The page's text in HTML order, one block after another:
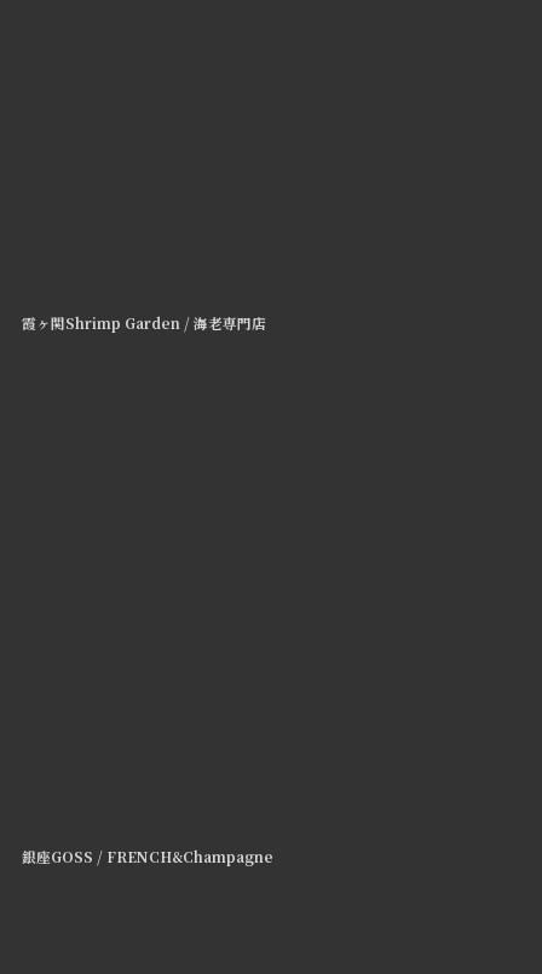
霞ヶ関Shrimp Garden / 海老専門店
銀座GOSS / FRENCH&Champagne